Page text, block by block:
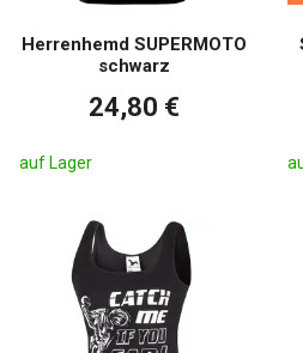
Herrenhemd SUPERMOTO
schwarz
24,80 €
auf Lager